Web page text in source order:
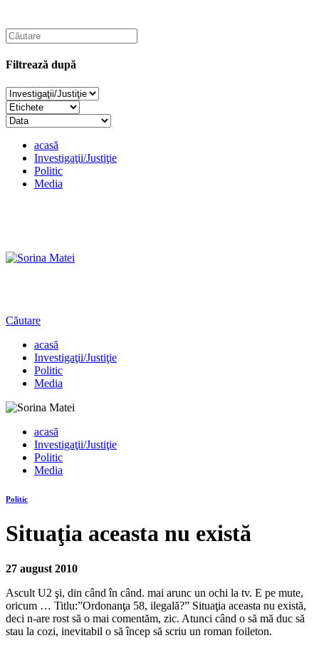
Filtrează după
acasă
Investigaţii/Justiţie
Politic
Media
Căutare
acasă
Investigaţii/Justiţie
Politic
Media
acasă
Investigaţii/Justiţie
Politic
Media
Politic
Situaţia aceasta nu există
27 august 2010
Ascult U2 şi, din când în când. mai arunc un ochi la tv. E pe mute,
oricum … Titlu:”Ordonanţa 58, ilegală?” Situaţia aceasta nu există,
deci n-are rost să o mai comentăm, zic. Atunci când o să mă duc să
stau la cozi, inevitabil o să încep să scriu un roman foileton.